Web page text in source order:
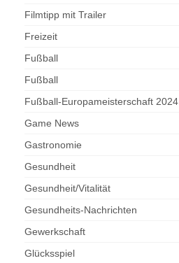
Filmtipp mit Trailer
Freizeit
Fußball
Fußball
Fußball-Europameisterschaft 2024
Game News
Gastronomie
Gesundheit
Gesundheit/Vitalität
Gesundheits-Nachrichten
Gewerkschaft
Glücksspiel